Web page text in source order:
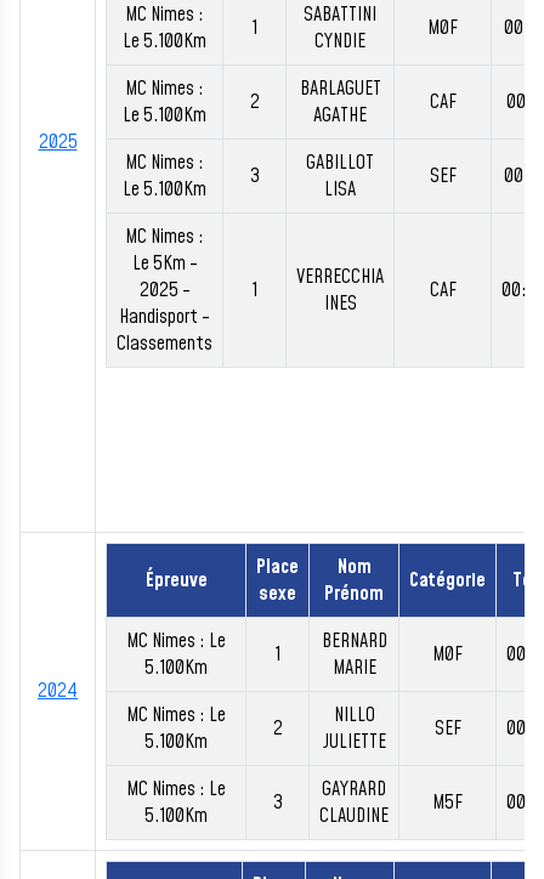
2025
MC Nimes :
Le 5.100Km
1
SABATTINI
CYNDIE
M0F
MC Nimes :
Le 5.100Km
2
BARLAGUET
AGATHE
CAF
MC Nimes :
Le 5.100Km
3
GABILLOT
LISA
SEF
MC Nimes :
Le 5Km -
2025 -
Handisport -
Classements
1
VERRECCHIA
INES
CAF
2024
Épreuve
Place
sexe
Nom
Prénom
Catégorie
MC Nimes : Le
5.100Km
1
BERNARD
MARIE
M0F
MC Nimes : Le
5.100Km
2
NILLO
JULIETTE
SEF
MC Nimes : Le
5.100Km
3
GAYRARD
CLAUDINE
M5F